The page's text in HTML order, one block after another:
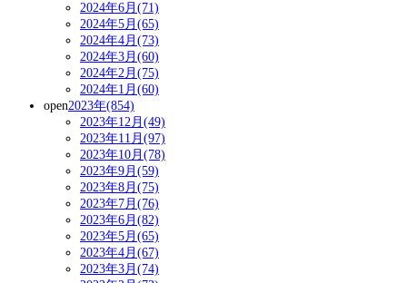
2024年6月(71)
2024年5月(65)
2024年4月(73)
2024年3月(60)
2024年2月(75)
2024年1月(60)
open2023年(854)
2023年12月(49)
2023年11月(97)
2023年10月(78)
2023年9月(59)
2023年8月(75)
2023年7月(76)
2023年6月(82)
2023年5月(65)
2023年4月(67)
2023年3月(74)